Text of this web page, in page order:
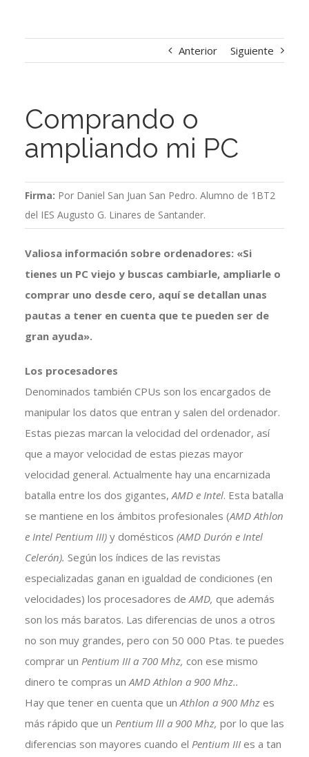
Anterior Siguiente
Comprando o
ampliando mi PC
Firma: Por Daniel San Juan San Pedro. Alumno de 1BT2
del IES Augusto G. Linares de Santander.
Valiosa información sobre ordenadores: «Si
tienes un PC viejo y buscas cambiarle, ampliarle o
comprar uno desde cero, aquí se detallan unas
pautas a tener en cuenta que te pueden ser de
gran ayuda».
Los procesadores
Denominados también CPUs son los encargados de
manipular los datos que entran y salen del ordenador.
Estas piezas marcan la velocidad del ordenador, así
que a mayor velocidad de estas piezas mayor
velocidad general. Actualmente hay una encarnizada
batalla entre los dos gigantes,AMD e Intel. Esta batalla
se mantiene en los ámbitos profesionales (AMD Athlon
e Intel Pentium III)y domésticos (AMD Durón e Intel
Celerón). Según los índices de las revistas
especializadas ganan en igualdad de condiciones (en
velocidades) los procesadores deAMD, que además
son los más baratos. Las diferencias de unos a otros
no son muy grandes, pero con 50 000 Ptas. te puedes
comprar un Pentium III a 700 Mhz, con ese mismo
dinero te compras unAMD Athlon a 900 Mhz..
Hay que tener en cuenta que unAthlon a 900 Mhzes
más rápido que un Pentium lll a 900 Mhz, por lo que las
diferencias son mayores cuando el Pentium IIIes a tan